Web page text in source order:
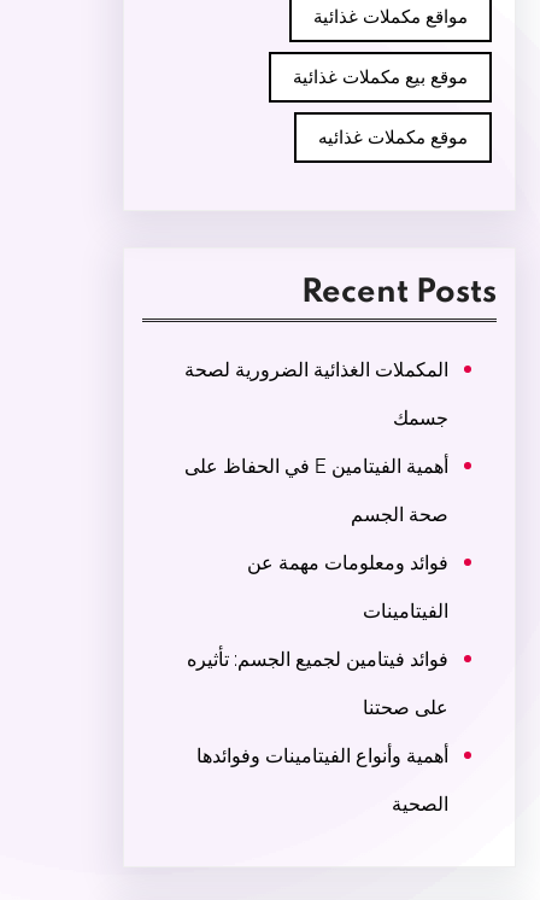
مواقع مكملات غذائية
موقع بيع مكملات غذائية
موقع مكملات غذائيه
Recent Posts
المكملات الغذائية الضرورية لصحة
جسمك
أهمية الفيتامين E في الحفاظ على
صحة الجسم
فوائد ومعلومات مهمة عن
الفيتامينات
فوائد فيتامين لجميع الجسم: تأثيره
على صحتنا
أهمية وأنواع الفيتامينات وفوائدها
الصحية